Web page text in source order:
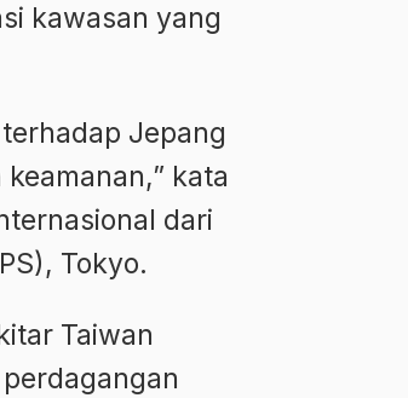
kawasan yang
Jepang
kata
dari
Tokyo.
Taiwan